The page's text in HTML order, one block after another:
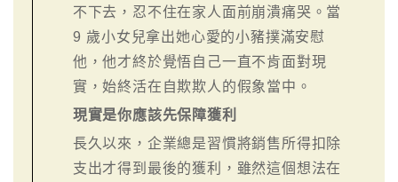
不下去，忍不住在家人面前崩潰痛哭。當
9 歲小女兒拿出她心愛的小豬撲滿安慰
他，他才終於覺悟自己一直不肯面對現
實，始終活在自欺欺人的假象當中。
現實是你應該先保障獲利
長久以來，企業總是習慣將銷售所得扣除
支出才得到最後的獲利，雖然這個想法在